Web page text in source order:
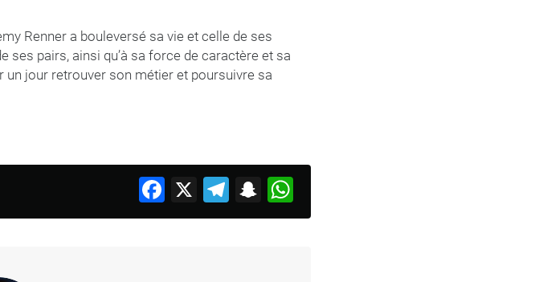
Renner a bouleversé sa vie et celle de ses
ses pairs, ainsi qu’à sa force de caractère et sa
un jour retrouver son métier et poursuivre sa
Facebook
X Telegram
Snapchat